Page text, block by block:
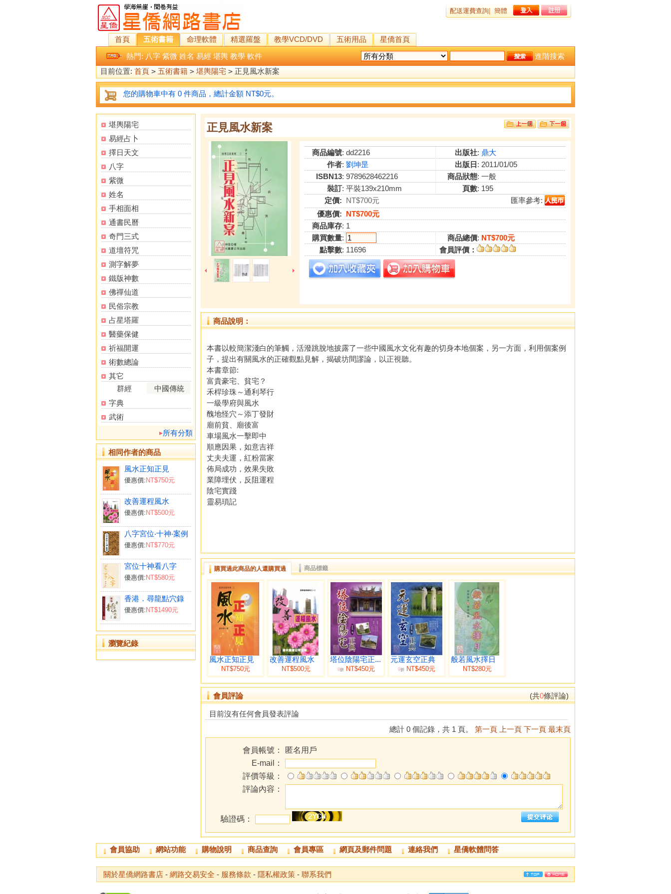
配送運費查詢 簡體
首頁 五術書籍 命理軟體 精選羅盤 教學VCD/DVD 五術用品
星僑首頁
熱門: 八字 紫微 姓名 易經 堪輿 教學 軟件
進階搜索
目前位置: 首頁 > 五術書籍 > 堪輿陽宅 > 正見風水新案
您的購物車中有 0 件商品，總計金額 NT$0元。
堪輿陽宅
易經占卜
擇日天文
八字
紫微
姓名
手相面相
通書民曆
奇門三式
道壇符咒
測字解夢
鐵版神數
佛禪仙道
民俗宗教
占星塔羅
醫藥保健
祈福開運
術數總論
其它
群經
中國傳統
字典
武術
所有分類
相同作者的商品
風水正知正見
優惠價: NT$750元
改善運程風水
優惠價: NT$500元
八字宮位‧十神‧案例
優惠價: NT$770元
宮位十神看八字
優惠價: NT$580元
香港．尋龍點穴錄
優惠價: NT$1490元
瀏覽紀錄
正見風水新案
商品編號: dd2216 出版社: 鼎大
作者: 劉坤昰 出版日 : 2011/01/05
ISBN13: 9789628462216 商品狀態: 一般
裝訂: 平裝139x210mm 頁數: 195
定價: NT$700元
匯率參考:
優惠價: NT$700元
商品庫存: 1
購買數量: 商品總價: NT$700元
點擊數: 11696 會員評價：
商品說明：
本書以較簡潔淺白的筆觸，活潑跳脫地披露了一些中國風水文化有趣的切身本地個案，另一方面，利用個案例
子，提出有關風水的正確觀點見解，揭破坊間謬論，以正視聽。
本書章節:
富貴豪宅、貧宅？
禾桿珍珠～通利琴行
一級學府與風水
醜地怪穴～添丁發財
廟前貧、廟後富
車場風水一擊即中
順應因果，如意吉祥
丈夫夫運，紅粉當家
佈局成功，效果失敗
業障埋伏，反阻運程
陰宅實踐
靈易瑣記
購買過此商品的人還購買過 商品標籤
風水正知正見
NT$750元
改善運程風水
NT$500元
塔位陰陽宅正...
9折 NT$450元
元運玄空正典
9折 NT$450元
般若風水擇日
NT$280元
會員評論 (共0條評論)
目前沒有任何會員發表評論
總計 0 個記錄，共 1 頁。 第一頁 上一頁 下一頁 最末頁
會員帳號：
匿名用戶
E-mail：
評價等級：
評論內容：
驗證碼：
會員協助 網站功能 購物說明 商品查詢 會員專區 網頁及郵件問題 連絡我們 星僑軟體問答
關於星僑網路書店 - 網路交易安全 - 服務條款 - 隱私權政策 - 聯系我們